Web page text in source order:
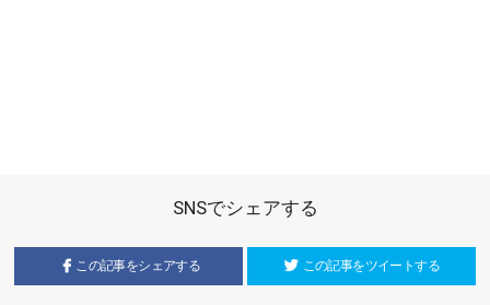
SNSでシェアする
この記事をシェアする この記事をツイートする